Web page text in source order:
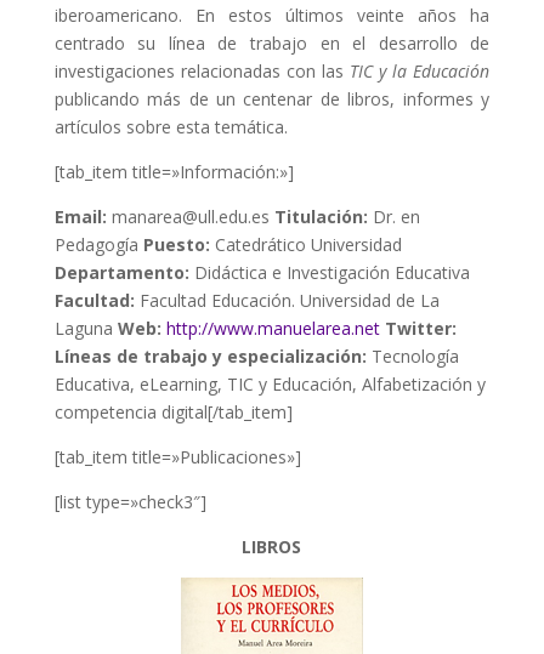
iberoamericano. En estos últimos veinte años ha
centrado su línea de trabajo en el desarrollo de
investigaciones relacionadas con las TIC y la Educación
publicando más de un centenar de libros, informes y
artículos sobre esta temática.
[tab_item title=»Información:»]
Email: manarea@ull.edu.es Titulación: Dr. en
Pedagogía Puesto: Catedrático Universidad
Departamento: Didáctica e Investigación Educativa
Facultad: Facultad Educación. Universidad de La
Laguna Web: http://www.manuelarea.net Twitter:
Líneas de trabajo y especialización: Tecnología
Educativa, eLearning, TIC y Educación, Alfabetización y
competencia digital[/tab_item]
[tab_item title=»Publicaciones»]
[list type=»check3″]
LIBROS